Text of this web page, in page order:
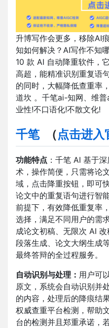
升博写作会更多，移除AI
知如何解决？AI写作不知
10 款 AI 自动降重软件，
高超，能精准识别重复语
的同时，大幅降低查重率
道坎 。千笔ai-知网、维
业性!不口语化!不散文化!
千笔（点击进入
功能特点 ：千笔 AI 基于
术，操作简便，只需将论
域，点击降重按钮，即可
论文中的重复语句进行智
前提下，有效降低重复率
选择，满足不同用户的需
成论文初稿、无限次 AI
段落生成、论文大纲生成
最终答辩的全过程服务。
自动识别与处理： 用户可
原文，系统会自动识别并
的内容，处理后的降痕结
权威查重平台检测，帮助
台的检测并且郑重承诺，